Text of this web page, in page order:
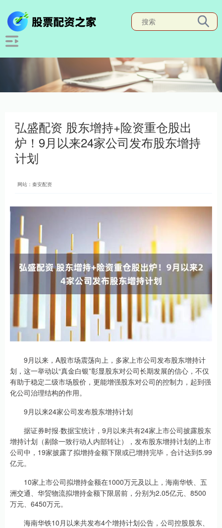
弘盛配资 股东增持+险资重仓股出
炉！9月以来24家公司发布股东增持
计划
网站：秦安配资
9月以来，A股市场震荡向上，多家上市公司发布股东增持计
划，这一举动以“真金白银”彰显股东对公司长期发展的信心，不仅
有助于稳定二级市场股价，更能增强股东对公司的控制力，起到强
化公司治理结构的作用。
9月以来24家公司发布股东增持计划
据证券时报·数据宝统计，9月以来共有24家上市公司披露股东
增持计划（剔除一致行动人内部转让），发布股东增持计划的上市
公司中，19家披露了拟增持金额下限或已增持完毕，合计达到5.99
亿元。
10家上市公司拟增持金额在1000万元及以上，海南华铁、五
洲交通、华贸物流拟增持金额下限居前，分别为2.05亿元、8500
万元、6450万元。
海南华铁10月以来共发布4个增持计划公告，公司控股股东、